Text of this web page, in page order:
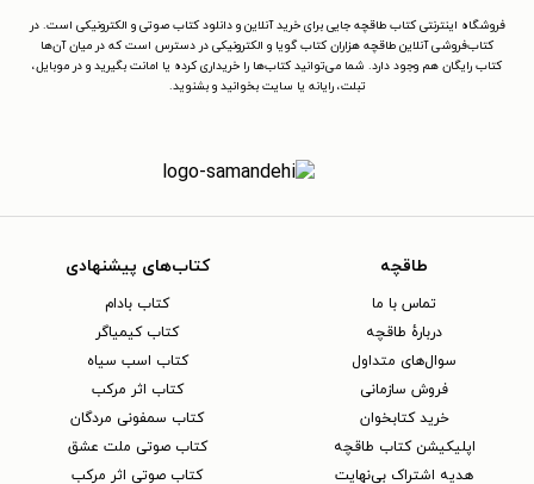
فروشگاه اینترنتی کتاب طاقچه جایی برای خرید آنلاین و دانلود کتاب صوتی و الکترونیکی است. در
کتاب‌فروشی آنلاین طاقچه هزاران کتاب گویا و الکترونیکی در دسترس است که در میان آن‌ها
کتاب رایگان هم وجود دارد. شما می‌توانید کتاب‌ها را خریداری کرده یا امانت بگیرید و در موبایل،
تبلت، رایانه یا سایت بخوانید و بشنوید.
طاقچه
تماس با ما
دربارهٔ طاقچه
سوال‌های متداول
فروش سازمانی
خرید کتابخوان
اپلیکیشن کتاب طاقچه
هدیه اشتراک بی‌نهایت
کتاب‌های پیشنهادی
کتاب بادام
کتاب کیمیاگر
کتاب اسب سیاه
کتاب اثر مرکب
کتاب سمفونی مردگان
کتاب صوتی ملت عشق
کتاب صوتی اثر مرکب